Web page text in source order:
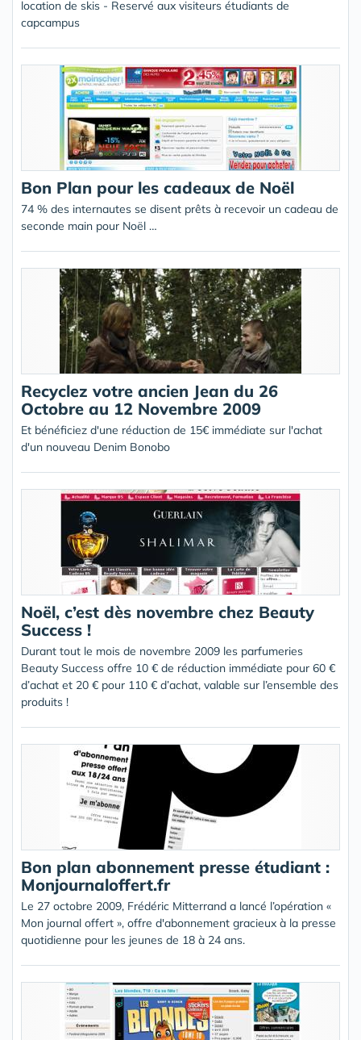
location de skis - Reservé aux visiteurs étudiants de
capcampus
Bon Plan pour les cadeaux de Noël
74 % des internautes se disent prêts à recevoir un cadeau de
seconde main pour Noël …
Recyclez votre ancien Jean du 26
Octobre au 12 Novembre 2009
Et bénéficiez d'une réduction de 15€ immédiate sur l'achat
d'un nouveau Denim Bonobo
Noël, c’est dès novembre chez Beauty
Success !
Durant tout le mois de novembre 2009 les parfumeries
Beauty Success offre 10 € de réduction immédiate pour 60 €
d’achat et 20 € pour 110 € d’achat, valable sur l’ensemble des
produits !
Bon plan abonnement presse étudiant :
Monjournaloffert.fr
Le 27 octobre 2009, Frédéric Mitterrand a lancé l’opération «
Mon journal offert », offre d'abonnement gracieux à la presse
quotidienne pour les jeunes de 18 à 24 ans.